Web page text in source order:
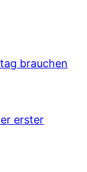
brauchen
erster